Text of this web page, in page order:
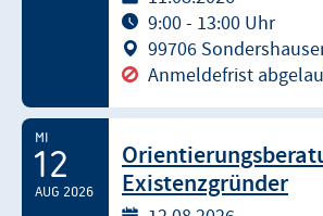
9:00 - 13:00 Uhr
99706
Anmeldefrist
MI
12
AUG 2026
Existenzgründer